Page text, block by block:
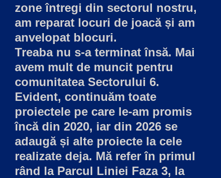
zone întregi din sectorul nostru,
am reparat locuri de joacă și am
anvelopat blocuri.
Treaba nu s-a terminat însă. Mai
avem mult de muncit pentru
comunitatea Sectorului 6.
Evident, continuăm toate
proiectele pe care le-am promis
încă din 2020, iar din 2026 se
adaugă și alte proiecte la cele
realizate deja. Mă refer în primul
rând la Parcul Liniei Faza 3, la